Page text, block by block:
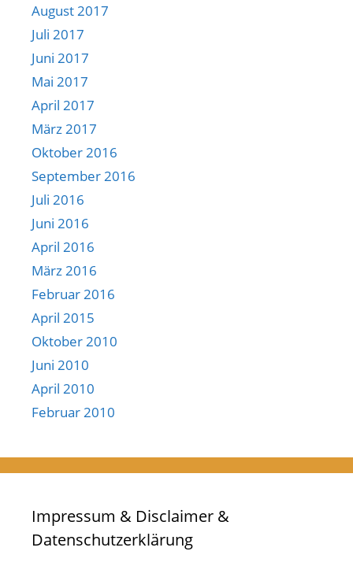
August 2017
Juli 2017
Juni 2017
Mai 2017
April 2017
März 2017
Oktober 2016
September 2016
Juli 2016
Juni 2016
April 2016
März 2016
Februar 2016
April 2015
Oktober 2010
Juni 2010
April 2010
Februar 2010
Impressum & Disclaimer &
Datenschutzerklärung